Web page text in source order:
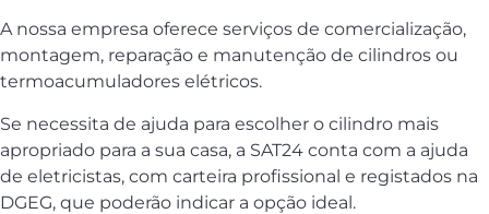
A nossa empresa oferece serviços de comercialização,
montagem, reparação e manutenção de cilindros ou
termoacumuladores elétricos.
Se necessita de ajuda para escolher o cilindro mais
apropriado para a sua casa, a SAT24 conta com a ajuda
de eletricistas, com carteira profissional e registados na
DGEG, que poderão indicar a opção ideal.